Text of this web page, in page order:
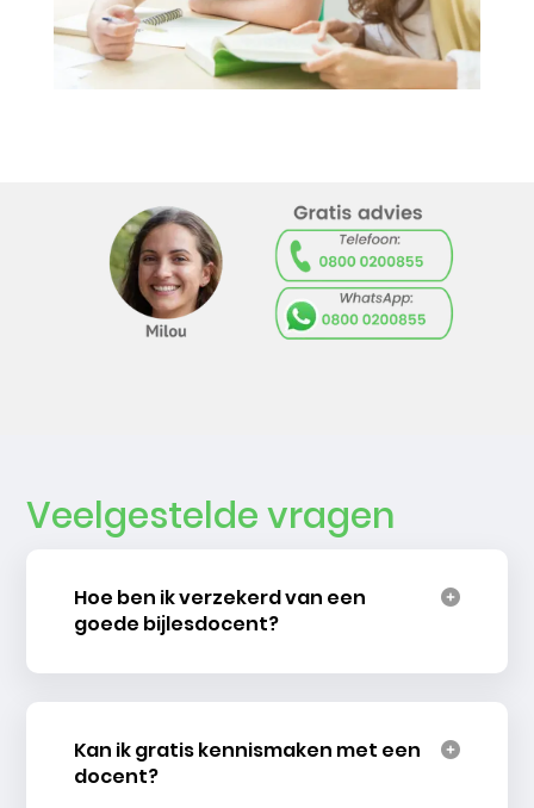
Veelgestelde vragen
Hoe ben ik verzekerd van een
goede bijlesdocent?
Kan ik gratis kennismaken met een
docent?